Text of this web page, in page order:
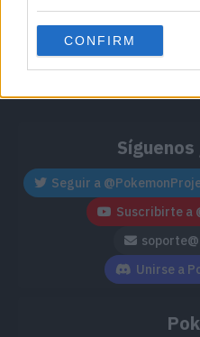
CONFIRM
Seguir a
Suscribirte a
Unirse a